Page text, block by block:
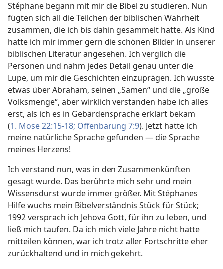
Stéphane begann mit mir die Bibel zu studieren. Nun
fügten sich all die Teilchen der biblischen Wahrheit
zusammen, die ich bis dahin gesammelt hatte. Als Kind
hatte ich mir immer gern die schönen Bilder in unserer
biblischen Literatur angesehen. Ich verglich die
Personen und nahm jedes Detail genau unter die
Lupe, um mir die Geschichten einzuprägen. Ich wusste
etwas über Abraham, seinen „Samen“ und die „große
Volksmenge“, aber wirklich verstanden habe ich alles
erst, als ich es in Gebärdensprache erklärt bekam
(1. Mose 22:15-18; Offenbarung 7:9). Jetzt hatte ich
meine natürliche Sprache gefunden — die Sprache
meines Herzens!
Ich verstand nun, was in den Zusammenkünften
gesagt wurde. Das berührte mich sehr und mein
Wissensdurst wurde immer größer. Mit Stéphanes
Hilfe wuchs mein Bibelverständnis Stück für Stück;
1992 versprach ich Jehova Gott, für ihn zu leben, und
ließ mich taufen. Da ich mich viele Jahre nicht hatte
mitteilen können, war ich trotz aller Fortschritte eher
zurückhaltend und in mich gekehrt.